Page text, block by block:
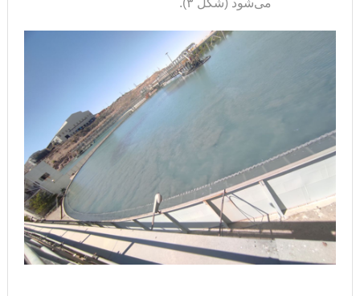
می‌شود (شکل ۳).